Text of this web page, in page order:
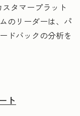
タマープラット
のリーダーは、パ
ドバックの分析を
ト